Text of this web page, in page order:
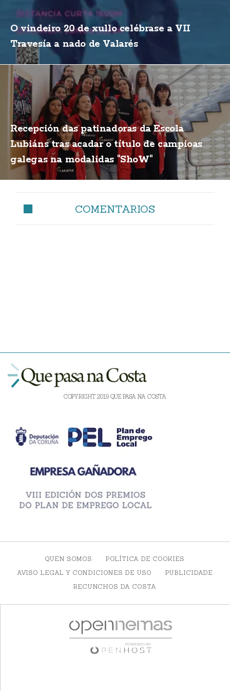
O vindeiro 20 de xullo celébrase a VII
Travesía a nado de Valarés
Recepción das patinadoras da Escola
Lubiáns tras acadar o título de campioas
galegas na modalidas "ShoW"
COMENTARIOS
COPYRIGHT 2019 QUE PASA NA COSTA
QUEN SOMOS
POLÍTICA DE COOKIES
AVISO LEGAL Y CONDICIONES DE USO
PUBLICIDADE
RECUNCHOS DA COSTA